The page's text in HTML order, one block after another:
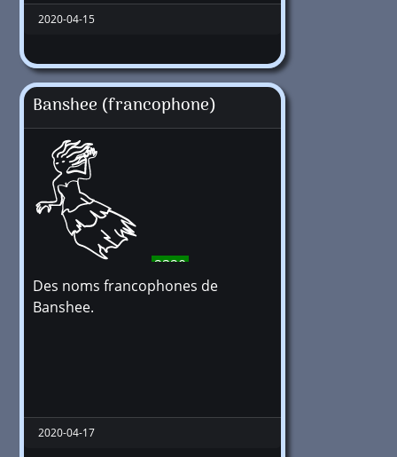
2020-04-15
Banshee (francophone)
2320
Des noms francophones de
Banshee.
2020-04-17